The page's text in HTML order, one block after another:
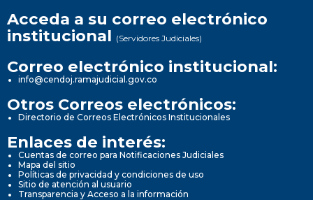
Acceda a su correo electrónico
institucional (Servidores Judiciales)
Correo electrónico institucional:
info@cendoj.ramajudicial.gov.co
Otros Correos electrónicos:
Directorio de Correos Electrónicos Institucionales
Enlaces de interés:
Cuentas de correo para Notificaciones Judiciales
Mapa del sitio
Políticas de privacidad y condiciones de uso
Sitio de atención al usuario
Transparencia y Acceso a la información